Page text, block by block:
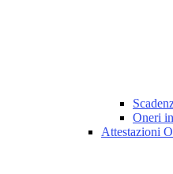
Oneri
Attestazioni